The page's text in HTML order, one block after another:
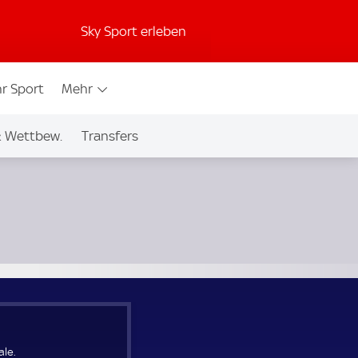
Sky Sport erleben
Sport Mehr
Wettbew. Transfers